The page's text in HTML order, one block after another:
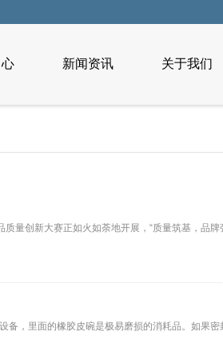
新闻资讯 关于我们
量创新大赛正如火如荼地开展，“质量筑基，品牌
备，里面的橡胶皮碗是极易磨损的消耗品。如果